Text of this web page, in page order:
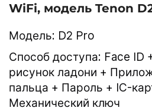
WiFi, модель Tenon
Модель: D2 Pro
Способ доступа: Face ID
рисунок ладони +
пальца + Пароль + IC-
Механический ключ